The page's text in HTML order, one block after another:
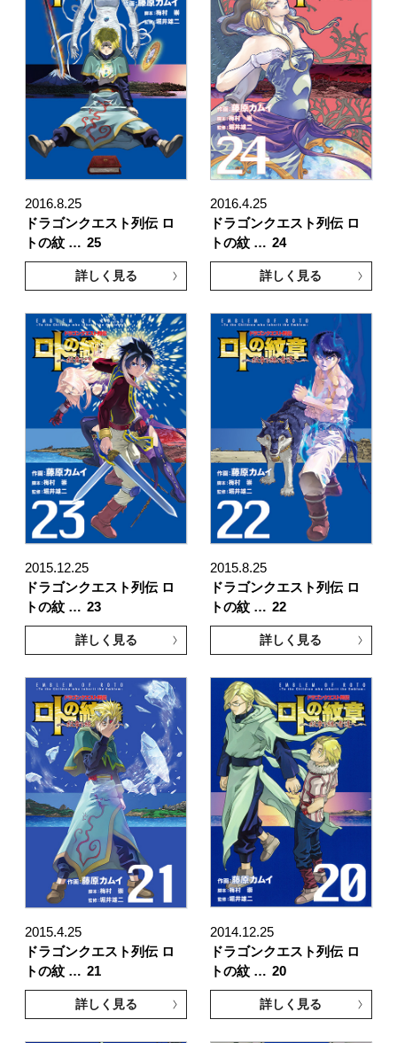
2016.8.25
ドラゴンクエスト列伝 ロ
トの紋 … 25
詳しく見る
2016.4.25
ドラゴンクエスト列伝 ロ
トの紋 … 24
詳しく見る
2015.12.25
ドラゴンクエスト列伝 ロ
トの紋 … 23
詳しく見る
2015.8.25
ドラゴンクエスト列伝 ロ
トの紋 … 22
詳しく見る
2015.4.25
ドラゴンクエスト列伝 ロ
トの紋 … 21
詳しく見る
2014.12.25
ドラゴンクエスト列伝 ロ
トの紋 … 20
詳しく見る